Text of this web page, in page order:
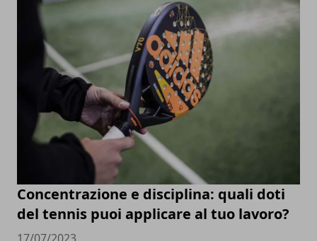
Concentrazione e disciplina: quali doti
del tennis puoi applicare al tuo lavoro?